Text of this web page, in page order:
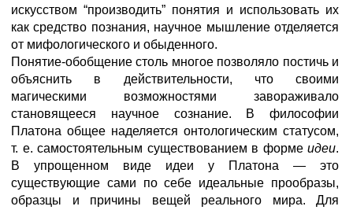
искусством “производить” понятия и использовать их
как средство познания, научное мышление отделяется
от мифологического и обыденного.
Понятие-обобщение столь многое позволяло постичь и
объяснить в действительности, что своими
магическими возможностями завораживало
становящееся научное сознание. В философии
Платона общее наделяется онтологическим статусом,
т. е. самостоятельным существованием в форме идеи.
В упрощенном виде идеи у Платона — это
существующие сами по себе идеальные прообразы,
образцы и причины вещей реального мира. Для